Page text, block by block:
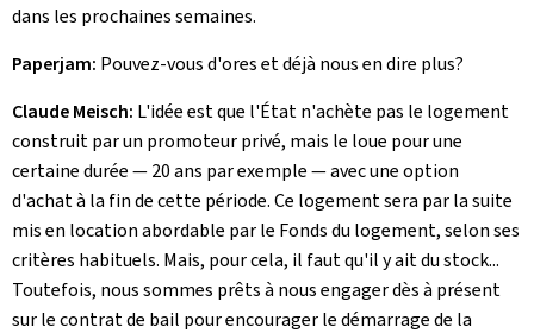
dans les prochaines semaines.
Paperjam: Pouvez-vous d'ores et déjà nous en dire plus?
Claude Meisch: L'idée est que l'État n'achète pas le logement
construit par un promoteur privé, mais le loue pour une
certaine durée — 20 ans par exemple — avec une option
d'achat à la fin de cette période. Ce logement sera par la suite
mis en location abordable par le Fonds du logement, selon ses
critères habituels. Mais, pour cela, il faut qu'il y ait du stock...
Toutefois, nous sommes prêts à nous engager dès à présent
sur le contrat de bail pour encourager le démarrage de la